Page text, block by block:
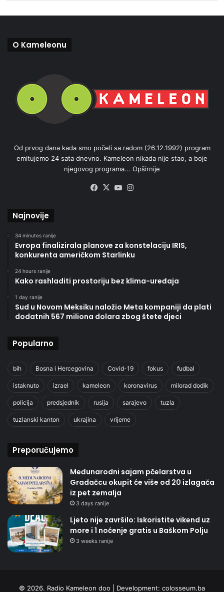
O Kameleonu
Od prvog dana kada smo počeli sa radom (26.12.1992) program
emitujemo 24 sata dnevno. Kameleon nikada nije stao, a boje
njegovog programa... Opširnije
Facebook
X YouTube
Najnovije
34 minutes ranije
Evropa finalizirala planove za konstelaciju IRIS,
konkurenta američkom Starlinku
24 hours ranije
Kako rashladiti prostoriju bez klima-uređaja
1 day ranije
Sud u Novom Meksiku naložio Meta kompaniji da plati
dodatnih 567 miliona dolara zbog štete djeci
Popularno
bih Bosna i Hercegovina Covid-19 fokus fudbal
istaknuto izrael kameleon koronavirus milorad dodik
policija predsjednik rusija sarajevo tuzla
tuzlanski kanton ukrajina vrijeme
Preporučujemo
Međunarodni sajam pčelarstva u
Gradačcu okupit će više od 20 izlagača
iz pet zemalja
3 days ranije
Ljeto nije završilo: Iskoristite vikend uz
more i 1 noćenje gratis u Baškom Polju
3 weeks ranije
© 2026. Radio Kameleon doo | Development: colosseum.ba